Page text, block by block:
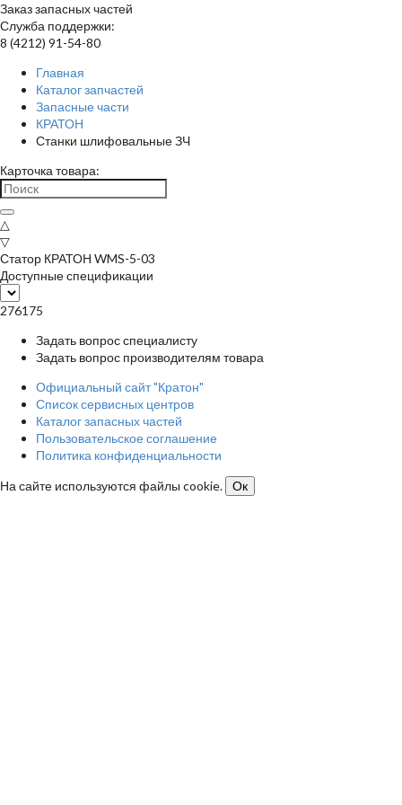
Заказ запасных частей
Служба поддержки:
8 (4212) 91-54-80
Главная
Каталог запчастей
Запасные части
КРАТОН
Станки шлифовальные ЗЧ
Карточка товара:
△
▽
Статор КРАТОН WMS-5-03
Доступные спецификации
276175
Задать вопрос специалисту
Задать вопрос производителям товара
Официальный сайт "Кратон"
Список сервисных центров
Каталог запасных частей
Пользовательское соглашение
Политика конфиденциальности
На сайте используются файлы cookie.
Ок